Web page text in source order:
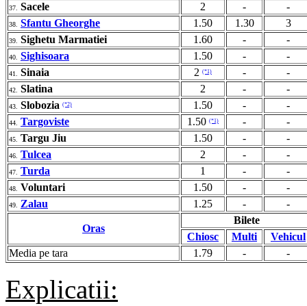
37. Sacele 2 - -
38. Sfantu Gheorghe 1.50 1.30 3
39. Sighetu Marmatiei 1.60 - -
40. Sighisoara 1.50 - -
41. Sinaia 2 (*1) - -
42. Slatina 2 - -
43. Slobozia (*2) 1.50 - -
44. Targoviste 1.50 (*1) - -
45. Targu Jiu 1.50 - -
46. Tulcea 2 - -
47. Turda 1 - -
48. Voluntari 1.50 - -
49. Zalau 1.25 - -
Oras
Bilete
Chiosc
Multi
Vehicul
Media pe tara
1.79 - -
Explicatii: